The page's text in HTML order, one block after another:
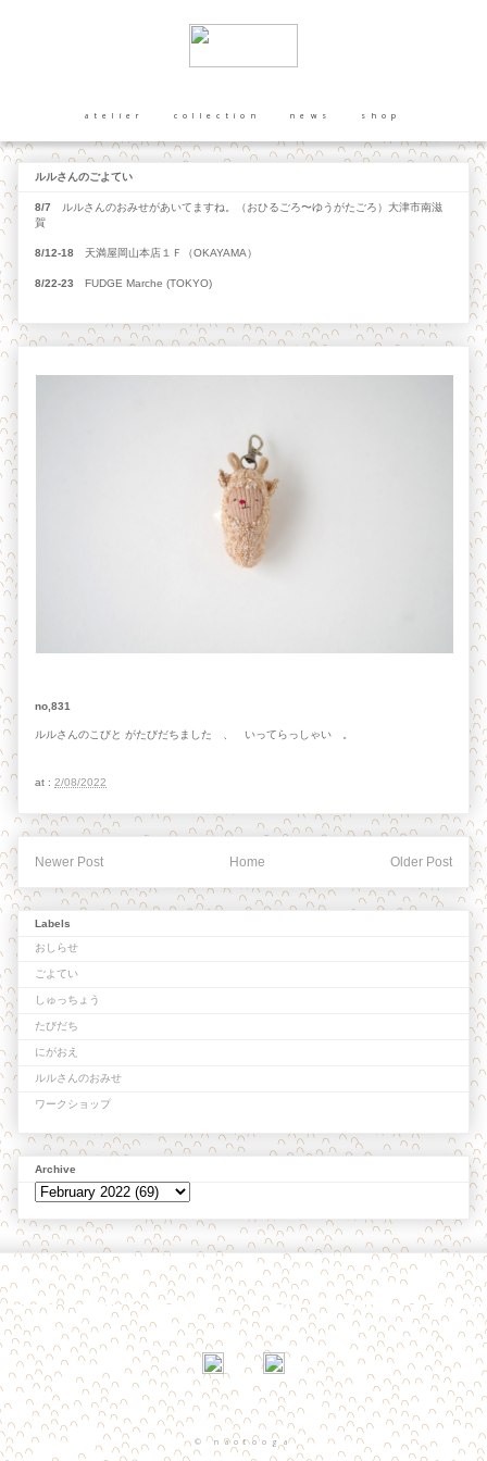
atelier collection news shop
ルルさんのごよてい
8/7 ルルさんのおみせがあいてますね。（おひるごろ〜ゆうがたごろ）大津市南滋
賀
8/12-18 天満屋岡山本店１Ｆ（OKAYAMA）
8/22-23 FUDGE Marche (TOKYO)
no,831
ルルさんのこびと がたびだちました 、 いってらっしゃい 。
at : 2/08/2022
Newer Post Older Post
Home
Labels
おしらせ
ごよてい
しゅっちょう
たびだち
にがおえ
ルルさんのおみせ
ワークショップ
Archive
© naotooga